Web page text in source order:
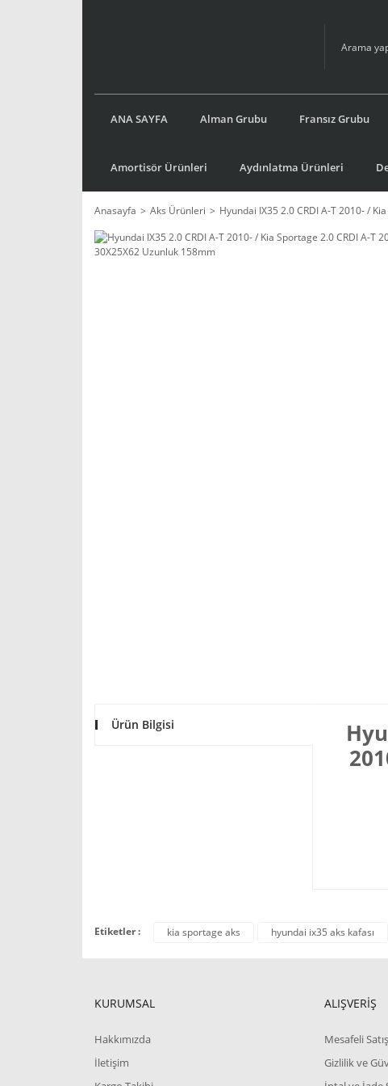
ANA SAYFA Alman Grubu Fransız Grubu
Amortisör Ürünleri Aydınlatma Ürünleri
Anasayfa Aks Ürünleri Hyundai IX35 2.0 CRDI A-T 2010- /
Ürün Bilgisi
Etiketler : kia sportage aks hyundai ix35 aks kafası
KURUMSAL
Hakkımızda
İletişim
ALIŞVERİŞ
Mesafeli
Gizlilik ve